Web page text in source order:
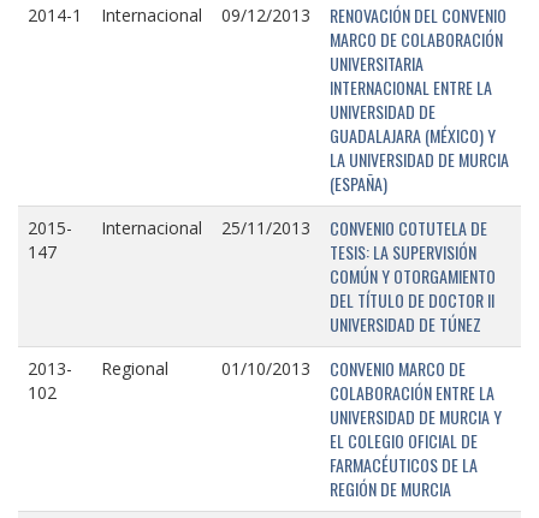
2014-1 Internacional 09/12/2013
RENOVACIÓN DEL CONVENIO
MARCO DE COLABORACIÓN
UNIVERSITARIA
INTERNACIONAL ENTRE LA
UNIVERSIDAD DE
GUADALAJARA (MÉXICO) Y
LA UNIVERSIDAD DE MURCIA
(ESPAÑA)
2015-
147
Internacional 25/11/2013
CONVENIO COTUTELA DE
TESIS: LA SUPERVISIÓN
COMÚN Y OTORGAMIENTO
DEL TÍTULO DE DOCTOR II
UNIVERSIDAD DE TÚNEZ
2013-
102
Regional 01/10/2013
CONVENIO MARCO DE
COLABORACIÓN ENTRE LA
UNIVERSIDAD DE MURCIA Y
EL COLEGIO OFICIAL DE
FARMACÉUTICOS DE LA
REGIÓN DE MURCIA